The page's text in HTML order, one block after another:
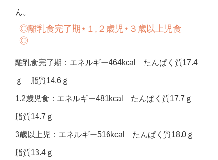
ん。
◎離乳食完了期⋆１,２歳児⋆３歳以上児食
◎
離乳食完了期：エネルギー464kcal たんぱく質17.4
ｇ 脂質14.6ｇ
1.2歳児食：エネルギー481kcal たんぱく質17.7ｇ
脂質14.7ｇ
3歳以上児：エネルギー516kcal たんぱく質18.0ｇ
脂質13.4ｇ